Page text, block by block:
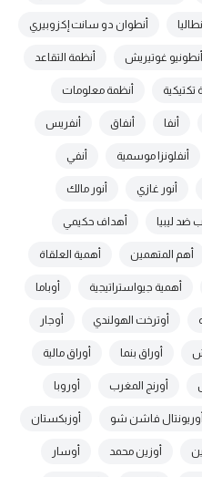
أنطاليا أنطوان دو سانت إكزوبيري
أنطونيو غوتيريش أنظمة التقاعد
تكتيكية أنظمة معلومات
أنفا أنفاق أنفريس
أنفلونزا موسمية أنفي
أنور غازي أنور مالك
ضد ليبيا أهداف حكيمي
أهم المتهمين أهمية العلقاة
أهمية جيواستراتيجية أوباما
أوترخت الهولندي أوجار
أوراق بنما أوراق مالية
أورنج المغرب أوروبا
أوريونتال فاشن شو أوزبكستان
أوزين محمد أوسار